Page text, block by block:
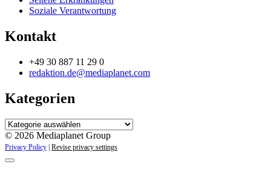
Soziale Verantwortung
Kontakt
+49 30 887 11 29 0
redaktion.de@mediaplanet.com
Kategorien
Kategorien
© 2026 Mediaplanet Group
Privacy Policy | Revise privacy settings